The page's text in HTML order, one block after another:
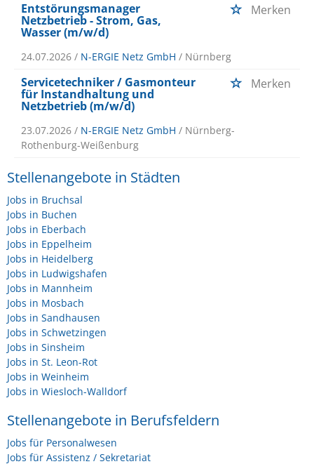
Entstörungsmanager
Netzbetrieb - Strom, Gas,
Wasser (m/w/d)
Merken
24.07.2026 / N-ERGIE Netz GmbH / Nürnberg
Servicetechniker / Gasmonteur
für Instandhaltung und
Netzbetrieb (m/w/d)
Merken
23.07.2026 / N-ERGIE Netz GmbH / Nürnberg-
Rothenburg-Weißenburg
Stellenangebote in Städten
Jobs in Bruchsal
Jobs in Buchen
Jobs in Eberbach
Jobs in Eppelheim
Jobs in Heidelberg
Jobs in Ludwigshafen
Jobs in Mannheim
Jobs in Mosbach
Jobs in Sandhausen
Jobs in Schwetzingen
Jobs in Sinsheim
Jobs in St. Leon-Rot
Jobs in Weinheim
Jobs in Wiesloch-Walldorf
Stellenangebote in Berufsfeldern
Jobs für Personalwesen
Jobs für Assistenz / Sekretariat